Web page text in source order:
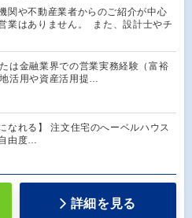
関や不動産業者からのご紹介が中心
業はありません。 また、設計士やチ
は金融業界での営業実務経験（富裕
活用や資産活用提…
なれる】 注文住宅のへーベルハウス
由度…
詳細を見る